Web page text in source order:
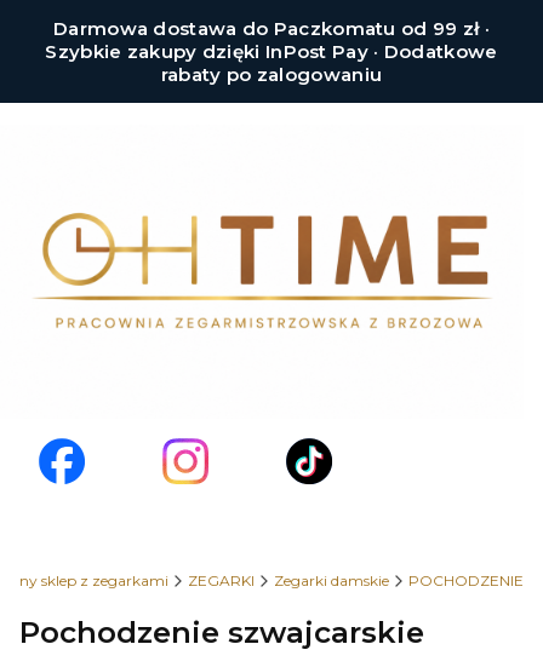
Darmowa dostawa do Paczkomatu od 99 zł ·
Szybkie zakupy dzięki InPost Pay · Dodatkowe
rabaty po zalogowaniu
sklep z zegarkami ZEGARKI Zegarki damskie POCHODZENIE
Pochodzenie szwajcarskie